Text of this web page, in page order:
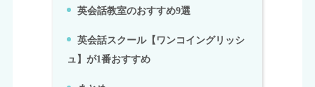
1.
英会話教室のおすすめ9選
2.
英会話スクール【ワンコイングリッシ
ュ】が1番おすすめ